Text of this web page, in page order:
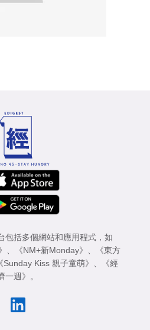
包括多個網站和應用程式，如
《NM+新Monday》
《東方
《Sunday Kiss 親子童萌》
《經
一週》
。